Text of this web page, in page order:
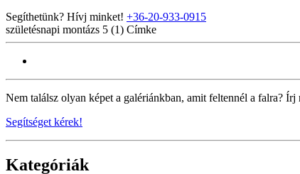
Segíthetünk? Hívj minket! +36-20-933-0915
születésnapi montázs 5 (1) Címke
Nem találsz olyan képet a galériánkban, amit feltennél a falra? Írj
Segítséget kérek!
Kategóriák